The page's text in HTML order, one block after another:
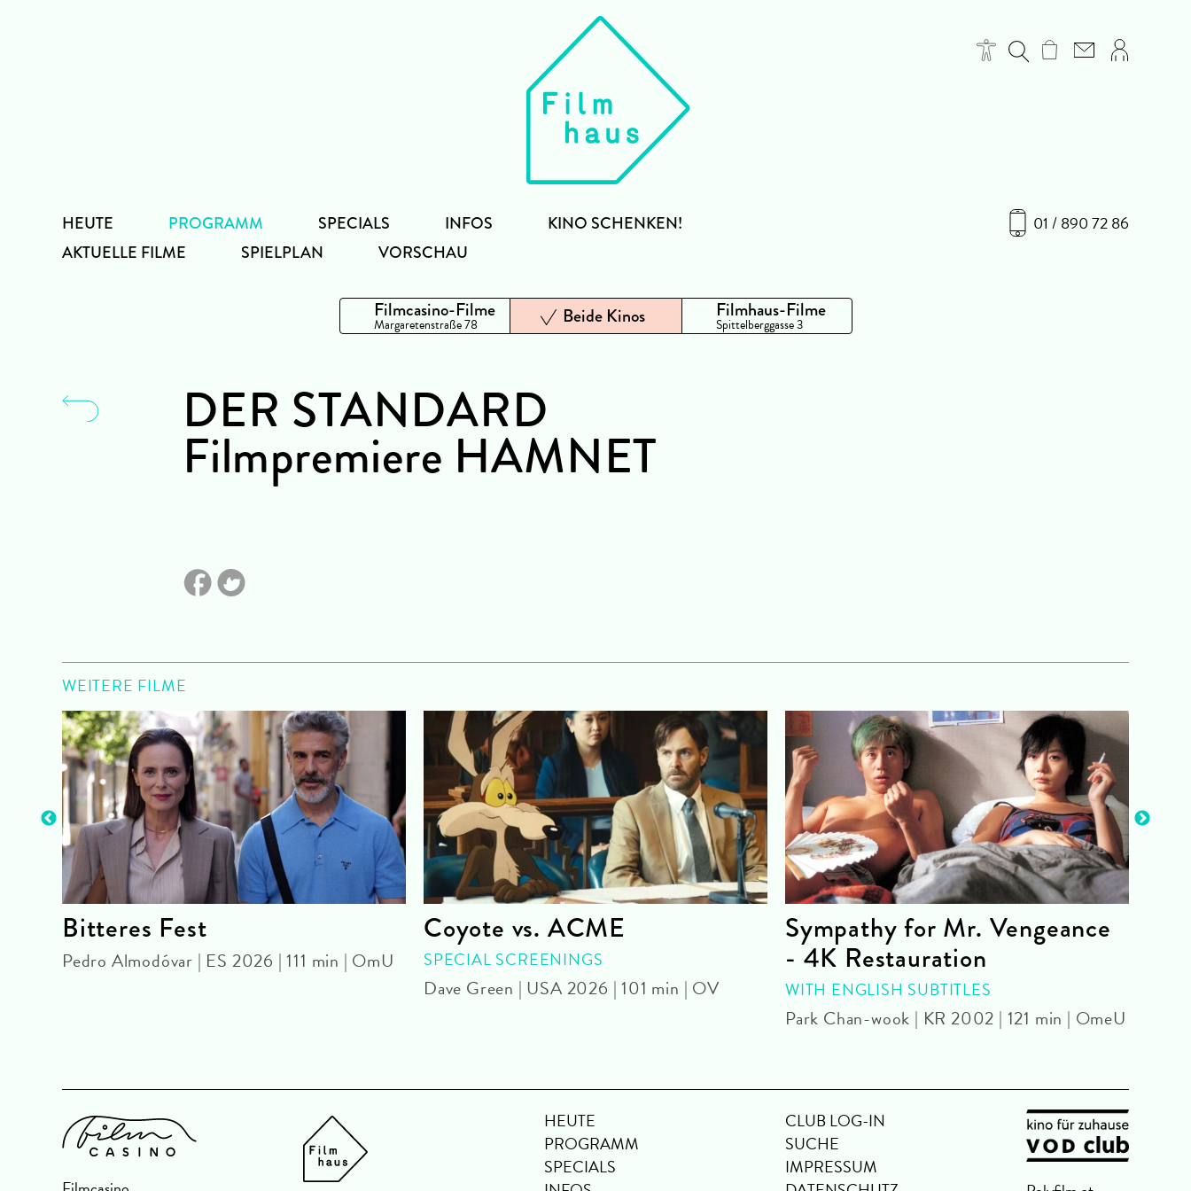
01 / 890 72 86
HEUTE
PROGRAMM
AKTUELLE FILME
SPIELPLAN VORSCHAU
SPECIALS INFOS KINO SCHENKEN!
Filmcasino-Filme
Margaretenstraße 78 Beide Kinos Filmhaus-Filme
Spittelberggasse 3
DER STANDARD
Filmpremiere HAMNET
WEITERE FILME
Bitteres Fest
Pedro Almodóvar | ES 2026 | 111 min | OmU
Coyote vs. ACME
SPECIAL SCREENINGS
Dave Green | USA 2026 | 101 min | OV
Sympathy for Mr. Vengeance
- 4K Restauration
WITH ENGLISH SUBTITLES
Park Chan-wook | KR 2002 | 121 min | OmeU
HEUTE
PROGRAMM
SPECIALS
CLUB LOG-IN
SUCHE
IMPRESSUM